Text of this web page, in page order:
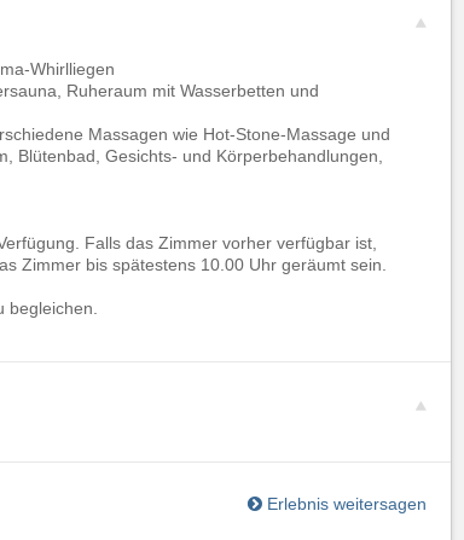
Whirlliegen
Ruheraum mit Wasserbetten und
Massagen wie Hot-Stone-Massage und
Blütenbad, Gesichts- und Körperbehandlungen,
Falls das Zimmer vorher verfügbar ist,
Zimmer bis spätestens 10.00 Uhr geräumt sein.
Erlebnis weitersagen